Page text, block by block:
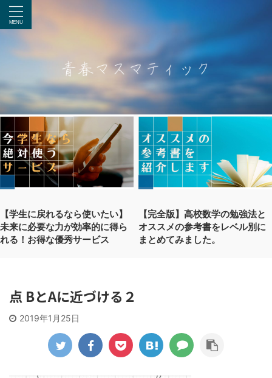
【学生に戻れるなら使いたい】
未来に必要な力が効率的に得ら
れる！お得な優秀サービス
【完全版】高校数学の勉強法と
オススメの参考書をレベル別に
まとめてみました。
点 BとAに近づける２
2019年1月25日